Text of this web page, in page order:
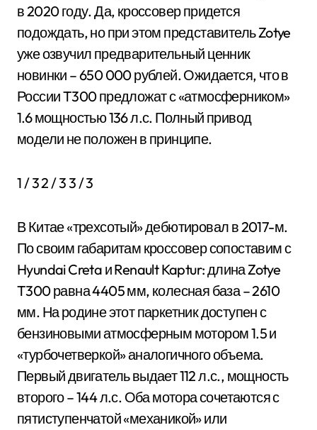
в 2020 году. Да, кроссовер придется
подождать, но при этом представитель Zotye
уже озвучил предварительный ценник
новинки – 650 000 рублей. Ожидается, что в
России T300 предложат с «атмосферником»
1.6 мощностью 136 л.с. Полный привод
модели не положен в принципе.
1/ 32/ 33/ 3
В Китае «трехсотый» дебютировал в 2017-м.
По своим габаритам кроссовер сопоставим с
Hyundai Creta и Renault Kaptur: длина Zotye
T300 равна 4405 мм, колесная база – 2610
мм. На родине этот паркетник доступен с
бензиновыми атмосферным мотором 1.5 и
«турбочетверкой» аналогичного объема.
Первый двигатель выдает 112 л.с., мощность
второго – 144 л.с. Оба мотора сочетаются с
пятиступенчатой «механикой» или